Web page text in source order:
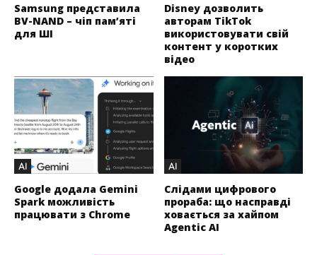
Samsung представила
BV-NAND – чіп пам’яті
для ШІ
Disney дозволить
авторам TikTok
використовувати свій
контент у коротких
відео
AI
Google додала Gemini
Spark можливість
працювати з Chrome
AI
Слідами цифрового
прораба: що насправді
ховається за хайпом
Agentic AI